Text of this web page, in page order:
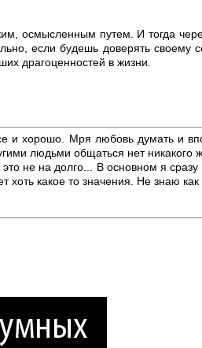
осмысленным путем. И тогда
если будешь доверять своему
драгоценностей в жизни.
и хорошо. Мря любовь думать и
людьми общаться нет никакого
не на долго... В основном я
хоть какое то значения. Не знаю как